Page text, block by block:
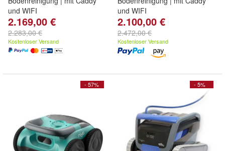
und WIFI
2.169,00 €
2.283,00 €
Kostenloser Versand
und WIFI
2.100,00 €
2.472,00 €
Kostenloser Versand
- 57% - 5%